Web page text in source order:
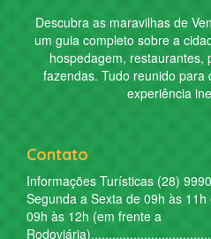
Descubra as maravilhas de
um guia completo sobre a
hospedagem, restaurantes,
fazendas. Tudo reunido
experiência
Contato
Informações Turísticas (28)
Segunda a Sexta de 09h às
09h às 12h (em frente a